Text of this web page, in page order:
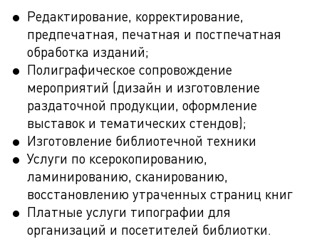
Редактирование, корректирование,
предпечатная, печатная и постпечатная
обработка изданий;
Полиграфическое сопровождение
мероприятий (дизайн и изготовление
раздаточной продукции, оформление
выставок и тематических стендов);
Изготовление библиотечной техники
Услуги по ксерокопированию,
ламинированию, сканированию,
восстановлению утраченных страниц книг
Платные услуги типографии для
организаций и посетителей библиотки.